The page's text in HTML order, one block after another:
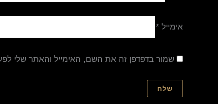
אימייל *
שמור בדפדפן זה את השם, האימייל והאתר שלי